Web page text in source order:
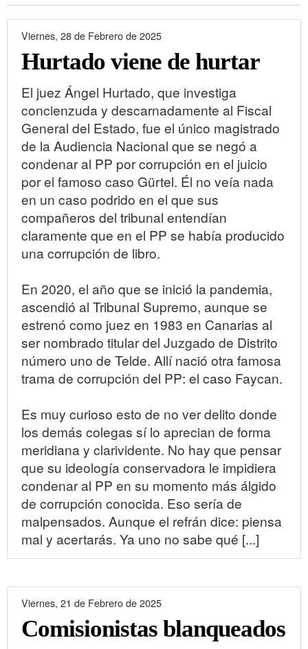
Viernes, 28 de Febrero de 2025
Hurtado viene de hurtar
El juez Ángel Hurtado, que investiga
concienzuda y descarnadamente al Fiscal
General del Estado, fue el único magistrado
de la Audiencia Nacional que se negó a
condenar al PP por corrupción en el juicio
por el famoso caso Gürtel. Él no veía nada
en un caso podrido en el que sus
compañeros del tribunal entendían
claramente que en el PP se había producido
una corrupción de libro.
En 2020, el año que se inició la pandemia,
ascendió al Tribunal Supremo, aunque se
estrenó como juez en 1983 en Canarias al
ser nombrado titular del Juzgado de Distrito
número uno de Telde. Allí nació otra famosa
trama de corrupción del PP: el caso Faycan.
Es muy curioso esto de no ver delito donde
los demás colegas sí lo aprecian de forma
meridiana y clarividente. No hay que pensar
que su ideología conservadora le impidiera
condenar al PP en su momento más álgido
de corrupción conocida. Eso sería de
malpensados. Aunque el refrán dice: piensa
mal y acertarás. Ya uno no sabe qué [...]
Viernes, 21 de Febrero de 2025
Comisionistas blanqueados